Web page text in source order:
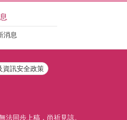
消息
資訊安全政策
同步上稿，尚祈見諒。